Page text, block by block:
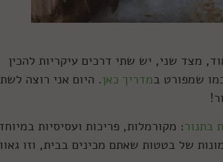
מצד שני, יש שתי דרכים עיקריות להכין
שמפורט במדריך כאן. היום אני רוצה
בתנור: מקורמלות, פריכות ועסיסיות
הזמן הרב שחלף, מדי שבוע אני עדיין מקבל לפחות 10 תמונות של בטטות שאתם מכינים בבית, וזו